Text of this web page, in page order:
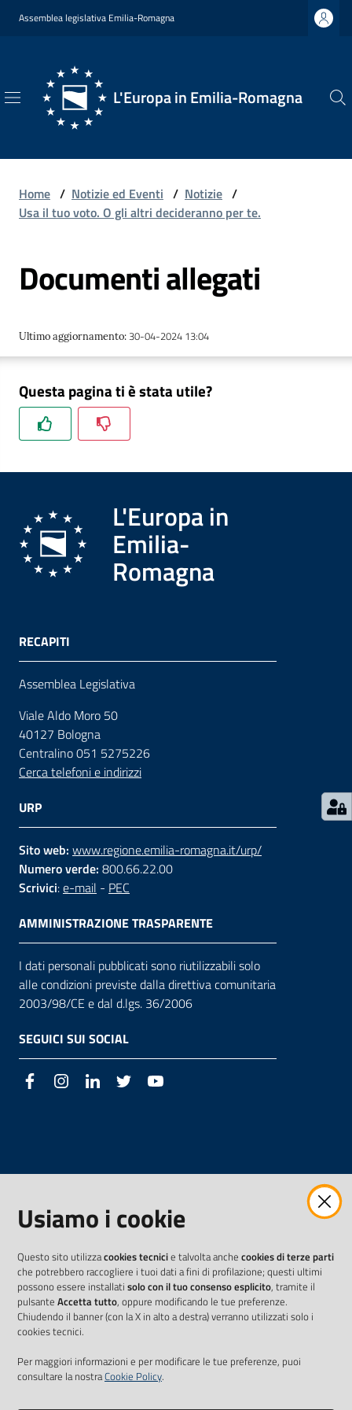
Vai al contenuto
Vai alla navigazione
Vai al footer
Assemblea legislativa Emilia-Romagna
L'Europa in Emilia-Romagna
L'Europa
Romagna
Chi
Siamo
Formazione
Notizie
eventi
Partecipazione
Approfondimenti
Contatti
Seguici
su
Home / Notizie ed Eventi / Notizie /
Usa il tuo voto. O gli altri decideranno per te.
Documenti allegati
Ultimo aggiornamento: 30-04-2024 13:04
Questa pagina ti è stata utile?
L'Europa in
Emilia-
Romagna
RECAPITI
Assemblea Legislativa
Viale Aldo Moro 50
40127 Bologna
Centralino 051 5275226
Cerca telefoni e indirizzi
URP
Sito web: www.regione.emilia-romagna.it/urp/
Numero verde: 800.66.22.00
Scrivici:e-mail - PEC
AMMINISTRAZIONE TRASPARENTE
I dati personali pubblicati sono riutilizzabili solo
alle condizioni previste dalla direttiva comunitaria
2003/98/CE e dal d.lgs. 36/2006
SEGUICI SUI SOCIAL
FacebookInstagramLinkedIn Twitter
Usiamo i cookie
Questo sito utilizzacookies tecnicie talvolta anche cookies di terze parti
che potrebbero raccogliere i tuoi dati a fini di profilazione; questi ultimi
possono essere installati solo con il tuo consenso esplicito, tramite il
pulsante Accetta tutto, oppure modificando le tue preferenze.
Chiudendo il banner (con la X in alto a destra) verranno utilizzati solo i
cookies tecnici.
Per maggiori informazioni e per modificare le tue preferenze, puoi
consultare la nostraCookie Policy.